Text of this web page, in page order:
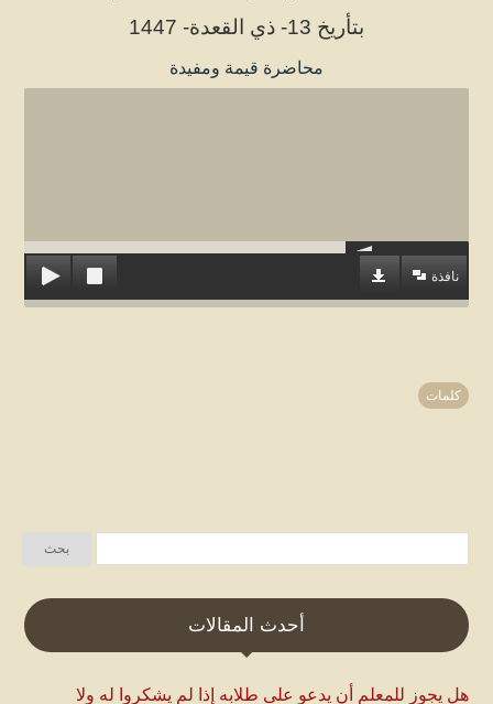
بتأريخ 13- ذي القعدة- 1447
محاضرة قيمة ومفيدة
نافذة
كلمات
أحدث المقالات
هل يجوز للمعلم أن يدعو على طلابه إذا لم يشكروا له ولا